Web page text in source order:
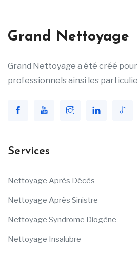
Grand Nettoyage
Grand Nettoyage a été créé
professionnels ainsi les
Services
Nettoyage Après Décès
Nettoyage Après Sinistre
Nettoyage Syndrome Diogène
Nettoyage Insalubre